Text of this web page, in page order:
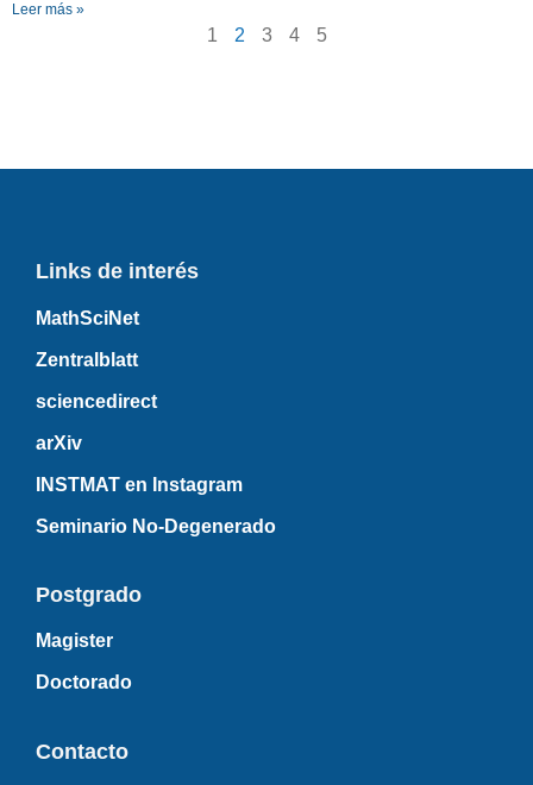
Leer más »
1 2 3 4 5
Links de interés
MathSciNet
Zentralblatt
sciencedirect
arXiv
INSTMAT en Instagram
Seminario No-Degenerado
Postgrado
Magister
Doctorado
Contacto